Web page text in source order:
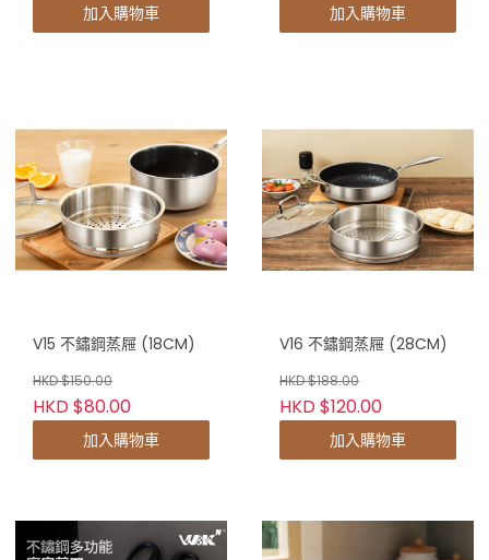
加入購物車 加入購物車
V15 不鏽鋼蒸屜 (18CM)
HKD $150.00
HKD $80.00
加入購物車
V16 不鏽鋼蒸屜 (28CM)
HKD $188.00
HKD $120.00
加入購物車